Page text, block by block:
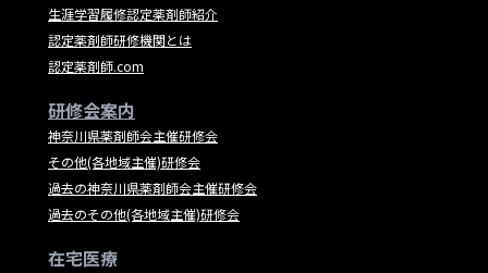
生涯学習履修認定薬剤師紹介
認定薬剤師研修機関とは
認定薬剤師.com
研修会案内
神奈川県薬剤師会主催研修会
その他(各地域主催)研修会
過去の神奈川県薬剤師会主催研修会
過去のその他(各地域主催)研修会
在宅医療